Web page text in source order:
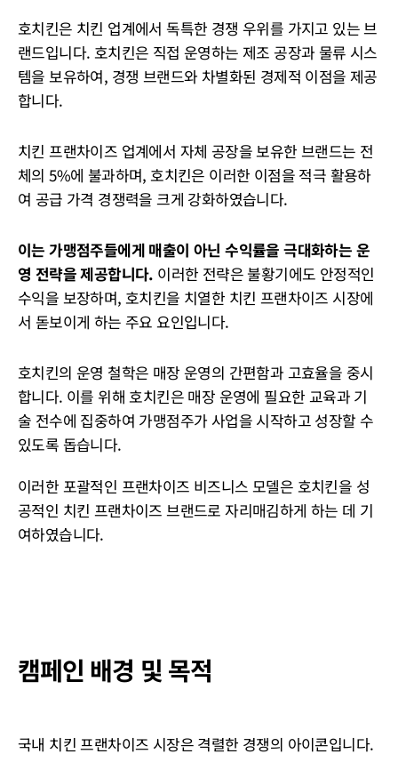
호치킨은 치킨 업계에서 독특한 경쟁 우위를 가지고 있는 브
랜드입니다. 호치킨은 직접 운영하는 제조 공장과 물류 시스
템을 보유하여, 경쟁 브랜드와 차별화된 경제적 이점을 제공
합니다.
치킨 프랜차이즈 업계에서 자체 공장을 보유한 브랜드는 전
체의 5%에 불과하며, 호치킨은 이러한 이점을 적극 활용하
여 공급 가격 경쟁력을 크게 강화하였습니다.
이는 가맹점주들에게 매출이 아닌 수익률을 극대화하는 운
영 전략을 제공합니다. 이러한 전략은 불황기에도 안정적인
수익을 보장하며, 호치킨을 치열한 치킨 프랜차이즈 시장에
서 돋보이게 하는 주요 요인입니다.
호치킨의 운영 철학은 매장 운영의 간편함과 고효율을 중시
합니다. 이를 위해 호치킨은 매장 운영에 필요한 교육과 기
술 전수에 집중하여 가맹점주가 사업을 시작하고 성장할 수
있도록 돕습니다.
이러한 포괄적인 프랜차이즈 비즈니스 모델은 호치킨을 성
공적인 치킨 프랜차이즈 브랜드로 자리매김하게 하는 데 기
여하였습니다.
캠페인 배경 및 목적
국내 치킨 프랜차이즈 시장은 격렬한 경쟁의 아이콘입니다.